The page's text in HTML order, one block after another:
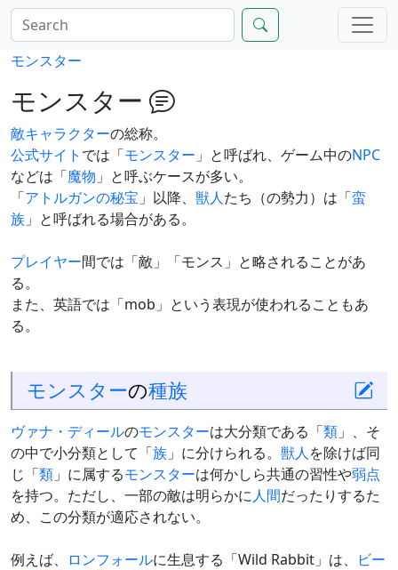
モンスター
モンスター
敵キャラクターの総称。
公式サイト では「モンスター 」と呼ばれ、ゲーム中のNPC
などは「魔物 」と呼ぶケースが多い。
「アトルガンの秘宝 」以降、 獣人たち（の勢力）は「蛮
族 」と呼ばれる場合がある。
プレイヤー間では「敵」「モンス」と略されることがあ
る。
また、英語では「mob」という表現が使われることもあ
る。
モンスターの種族
ヴァナ・ディールのモンスターは大分類である「類 」、そ
の中で小分類として「族 」に分けられる。 獣人を除けば同
じ「類 」に属するモンスターは何かしら共通の習性や弱点
を持つ。ただし、一部の敵は明らかに人間だったりするた
め、この分類が適応されない。
例えば、 ロンフォールに生息する「Wild Rabbit」は、
ビー